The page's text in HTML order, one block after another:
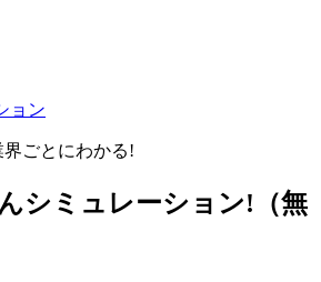
ョン
界ごとにわかる!
シミュレーション!（無